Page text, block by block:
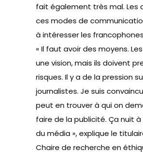
fait également très mal. Les
ces modes de
à intéresser les
« Il faut avoir des moyens.
une vision, mais ils doivent
risques. Il y a de la pression
journalistes. Je suis
peut en trouver à qui on
faire de la publicité. Ça nuit à
du média », explique le
Chaire de recherche en